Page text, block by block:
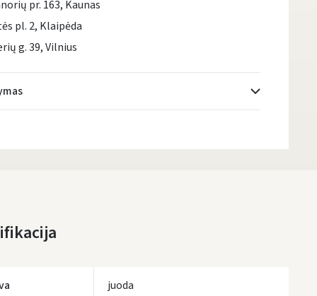
pr. 163, Kaunas
pl. 2, Klaipėda
g. 39, Vilnius
Pirmadienį, Rugpjūčio 10 d.
juoda